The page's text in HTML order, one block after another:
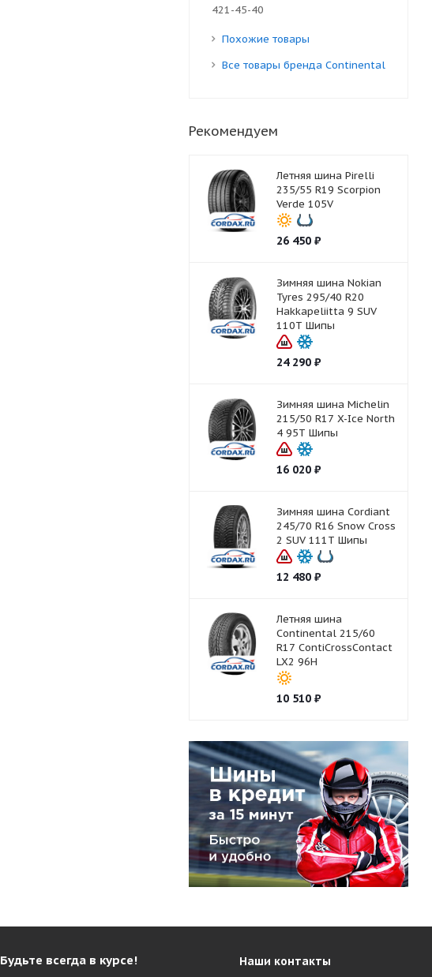
421-45-40
Похожие товары
Все товары бренда Continental
Рекомендуем
Летняя шина Pirelli
235/55 R19 Scorpion
Verde 105V
26 450₽
Зимняя шина Nokian
Tyres 295/40 R20
Hakkapeliitta 9 SUV
110T Шипы
24 290₽
Зимняя шина Michelin
215/50 R17 X-Ice North
4 95T Шипы
16 020₽
Зимняя шина Cordiant
245/70 R16 Snow Cross
2 SUV 111T Шипы
12 480₽
Летняя шина
Continental 215/60
R17 ContiCrossContact
LX2 96H
10 510₽
Будьте всегда в курсе! Наши контакты